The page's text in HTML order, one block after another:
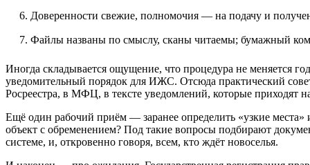
Доверенности свежие, полномочия — на подачу и
Файлы названы по смыслу, сканы читаемы; бумажный
Иногда складывается ощущение, что процедура не меняется
уведомительный порядок для ИЖС. Отсюда практический
Росреестра, в МФЦ, в тексте уведомлений, которые приходят
Ещё один рабочий приём — заранее определить «узкие
объект с обременением? Под такие вопросы подбирают
системе, и, откровенно говоря, всем, кто ждёт новоселья.